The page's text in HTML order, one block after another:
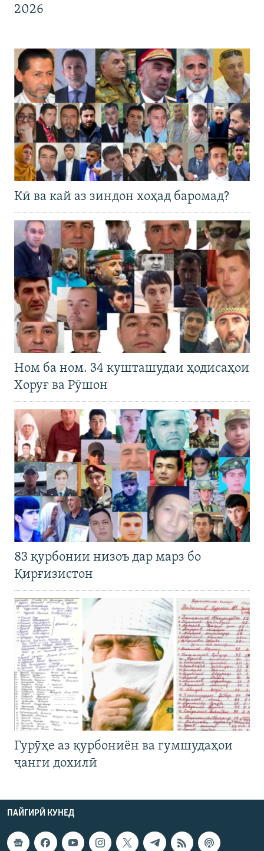
2026
Кӣ ва кай аз зиндон хоҳад баромад?
Ном ба ном. 34 кушташудаи ҳодисаҳои
Хоруғ ва Рӯшон
83 қурбонии низоъ дар марз бо
Қирғизистон
Гурӯҳе аз қурбониён ва гумшудаҳои
ҷанги дохилӣ
ПАЙГИРӢ КУНЕД